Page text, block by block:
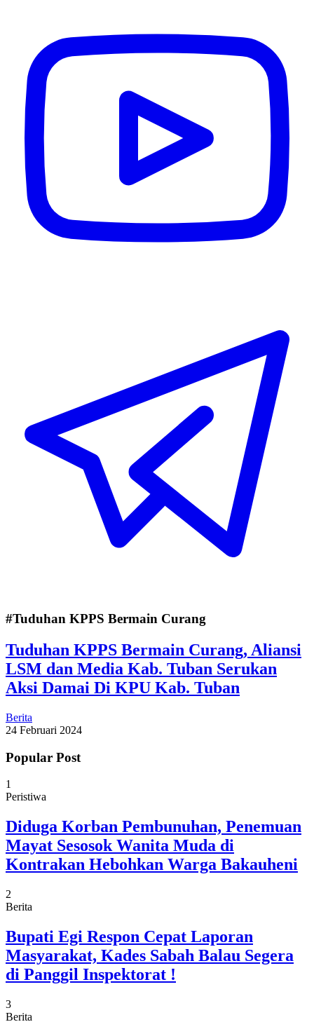
#Tuduhan KPPS Bermain Curang
Tuduhan KPPS Bermain Curang, Aliansi
LSM dan Media Kab. Tuban Serukan
Aksi Damai Di KPU Kab. Tuban
Berita
24 Februari 2024
Popular Post
1
Peristiwa
Diduga Korban Pembunuhan, Penemuan
Mayat Sesosok Wanita Muda di
Kontrakan Hebohkan Warga Bakauheni
2
Berita
Bupati Egi Respon Cepat Laporan
Masyarakat, Kades Sabah Balau Segera
di Panggil Inspektorat !
3
Berita